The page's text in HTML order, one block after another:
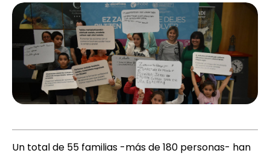
Un total de 55 familias -más de 180 personas- han